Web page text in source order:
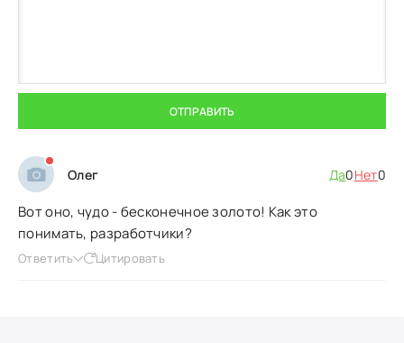
ОТПРАВИТЬ
Олег Да0Нет0
Вот оно, чудо - бесконечное золото! Как это
понимать, разработчики?
Ответить Цитировать